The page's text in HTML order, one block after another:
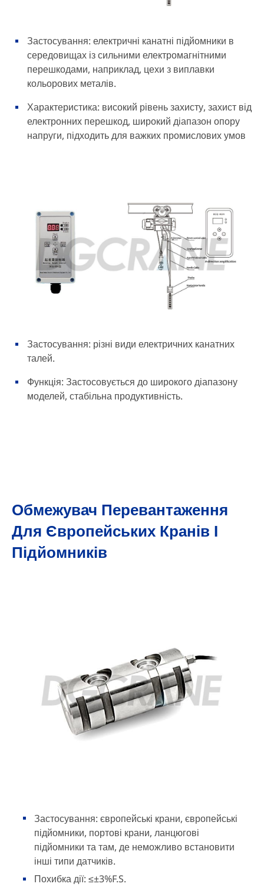
Застосування: електричні канатні підйомники в
середовищах із сильними електромагнітними
перешкодами, наприклад, цехи з виплавки
кольорових металів.
Характеристика: високий рівень захисту, захист від
електронних перешкод, широкий діапазон опору
напруги, підходить для важких промислових умов
Застосування: різні види електричних канатних
талей.
Функція: Застосовується до широкого діапазону
моделей, стабільна продуктивність.
Обмежувач Перевантаження
Для Європейських Кранів І
Підйомників
Застосування: європейські крани, європейські
підйомники, портові крани, ланцюгові
підйомники та там, де неможливо встановити
інші типи датчиків.
Похибка дії: ≤±3%F.S.